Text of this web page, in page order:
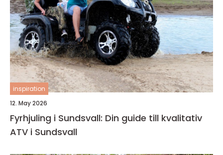
inspiration
12. May 2026
Fyrhjuling i Sundsvall: Din guide till kvalitativ
ATV i Sundsvall